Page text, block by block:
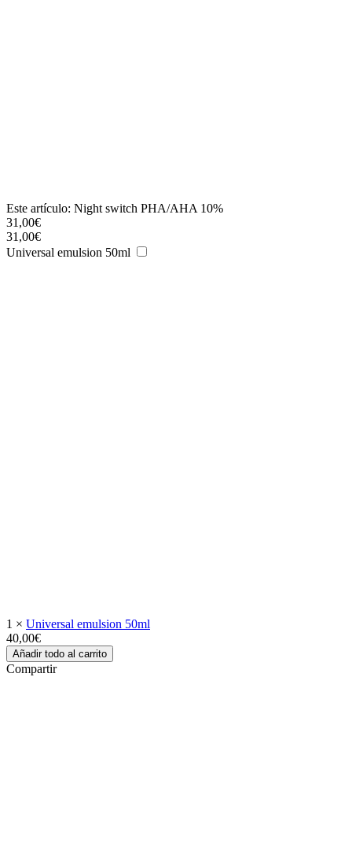
Este artículo: Night switch PHA/AHA 10%
31,00€
31,00€
Universal emulsion 50ml
1 × Universal emulsion 50ml
40,00€
Añadir todo al carrito
Compartir